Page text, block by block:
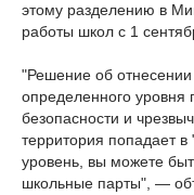
этому разделению в
работы школ с 1
"Решение об
определенного уровня
безопасности и
территория попадает
уровень, вы можете
школьные парты", —